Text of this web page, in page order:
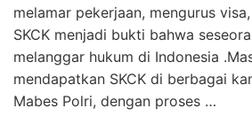
melamar pekerjaan, mengurus
SKCK menjadi bukti bahwa
melanggar hukum di Indonesia
mendapatkan SKCK di berbagai
Mabes Polri, dengan proses …